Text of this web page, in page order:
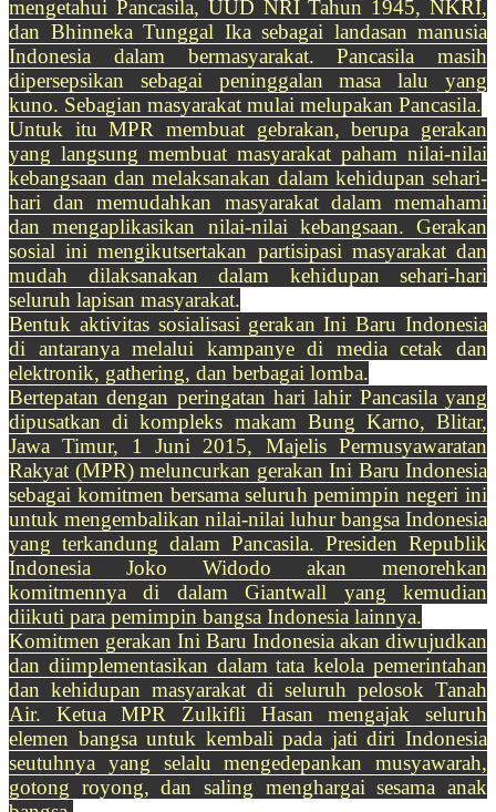
mengetahui Pancasila, UUD NRI Tahun 1945, NKRI,
dan Bhinneka Tunggal Ika sebagai landasan manusia
Indonesia dalam bermasyarakat. Pancasila masih
dipersepsikan sebagai peninggalan masa lalu yang
kuno. Sebagian masyarakat mulai melupakan Pancasila.
Untuk itu MPR membuat gebrakan, berupa gerakan
yang langsung membuat masyarakat paham nilai-nilai
kebangsaan dan melaksanakan dalam kehidupan sehari-
hari dan memudahkan masyarakat dalam memahami
dan mengaplikasikan nilai-nilai kebangsaan. Gerakan
sosial ini mengikutsertakan partisipasi masyarakat dan
mudah dilaksanakan dalam kehidupan sehari-hari
seluruh lapisan masyarakat.
Bentuk aktivitas sosialisasi gerakan Ini Baru Indonesia
di antaranya melalui kampanye di media cetak dan
elektronik, gathering, dan berbagai lomba.
Bertepatan dengan peringatan hari lahir Pancasila yang
dipusatkan di kompleks makam Bung Karno, Blitar,
Jawa Timur, 1 Juni 2015, Majelis Permusyawaratan
Rakyat (MPR) meluncurkan gerakan Ini Baru Indonesia
sebagai komitmen bersama seluruh pemimpin negeri ini
untuk mengembalikan nilai-nilai luhur bangsa Indonesia
yang terkandung dalam Pancasila. Presiden Republik
Indonesia Joko Widodo akan menorehkan
komitmennya di dalam Giantwall yang kemudian
diikuti para pemimpin bangsa Indonesia lainnya.
Komitmen gerakan Ini Baru Indonesia akan diwujudkan
dan diimplementasikan dalam tata kelola pemerintahan
dan kehidupan masyarakat di seluruh pelosok Tanah
Air. Ketua MPR Zulkifli Hasan mengajak seluruh
elemen bangsa untuk kembali pada jati diri Indonesia
seutuhnya yang selalu mengedepankan musyawarah,
gotong royong, dan saling menghargai sesama anak